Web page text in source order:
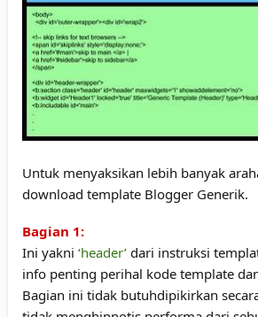
Untuk menyaksikan lebih banyak
download template Blogger Generik.
Bagian 1:
Ini yakni ‘header’ dari instruksi
info penting perihal kode template
Bagian ini tidak butuhdipikirkan